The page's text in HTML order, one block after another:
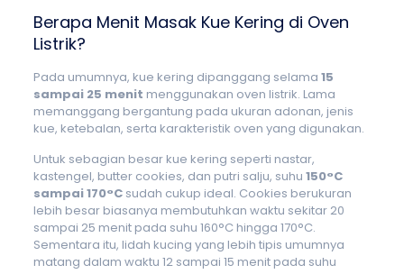
Berapa Menit Masak Kue Kering di Oven
Listrik?
Pada umumnya, kue kering dipanggang selama 15
sampai 25 menit menggunakan oven listrik. Lama
memanggang bergantung pada ukuran adonan, jenis
kue, ketebalan, serta karakteristik oven yang digunakan.
Untuk sebagian besar kue kering seperti nastar,
kastengel, butter cookies, dan putri salju, suhu 150°C
sampai 170°Csudah cukup ideal. Cookies berukuran
lebih besar biasanya membutuhkan waktu sekitar 20
sampai 25 menit pada suhu 160°C hingga 170°C.
Sementara itu, lidah kucing yang lebih tipis umumnya
matang dalam waktu 12 sampai 15 menit pada suhu